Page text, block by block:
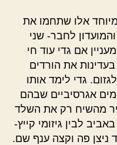
אלו שתחמו את
לחבר- שני
אם גדי עוד חי
את הורדים
גדי לימד אותו
אגרסיביים שבהם
מהשיח רק את השלד
לבין גיזומי קייץ-
ניצן פה וקצה ענף שם.